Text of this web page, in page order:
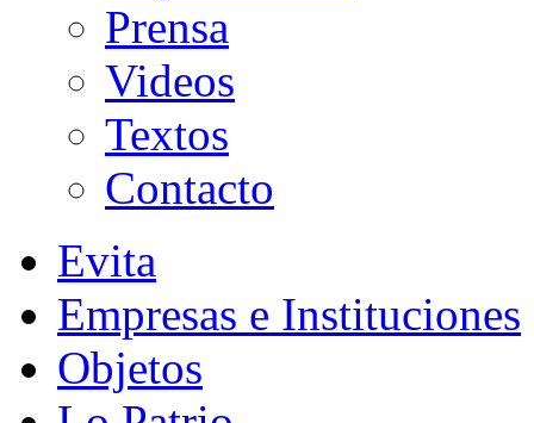
Prensa
Videos
Textos
Contacto
Evita
Empresas e Instituciones
Objetos